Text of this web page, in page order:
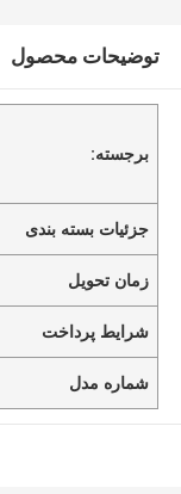
توضیحات محصول
برجسته:
جزئیات بسته بندی
زمان تحویل
شرایط پرداخت
شماره مدل